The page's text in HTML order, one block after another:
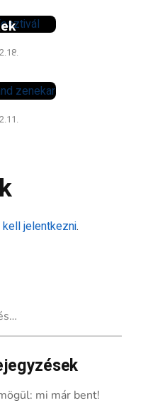
új
kell jelentkezni.
mi már bent!